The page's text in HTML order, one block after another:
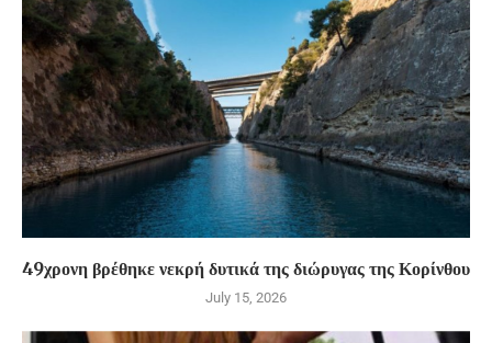
49χρονη βρέθηκε νεκρή δυτικά της διώρυγας της Κορίνθου
July 15, 2026